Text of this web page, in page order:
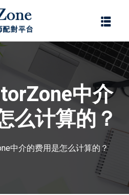
中介
么计算的？
中介的费用是怎么计算的？
忘記密碼?